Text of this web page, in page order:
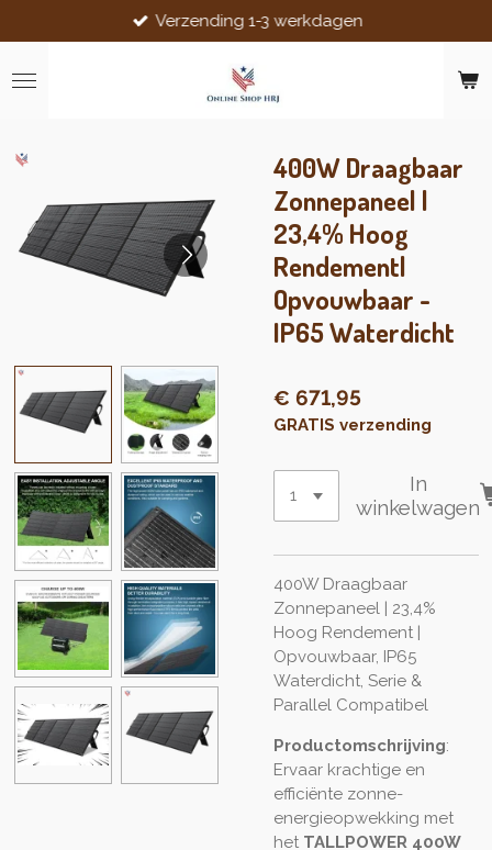
direct
naar
de
Verzending 1-3 werkdagen
400W Draagbaar
Zonnepaneel |
23,4% Hoog
Rendement|
Opvouwbaar -
IP65 Waterdicht
€ 671,95
GRATIS verzending
In
winkelwagen
400W Draagbaar
Zonnepaneel | 23,4%
Hoog Rendement |
Opvouwbaar, IP65
Waterdicht, Serie &
Parallel Compatibel
Productomschrijving:
Ervaar krachtige en
efficiënte zonne-
energieopwekking met
het TALLPOWER 400W